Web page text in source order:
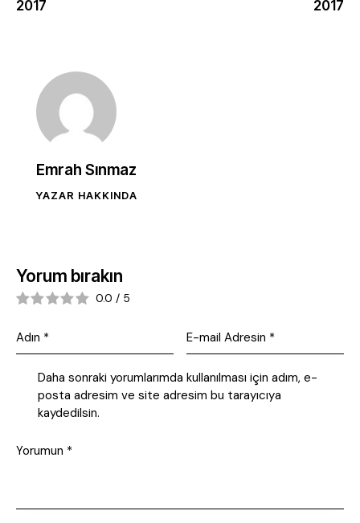
2017
2017
Emrah Sınmaz
YAZAR HAKKINDA
Yorum bırakın
0.0 / 5
Daha sonraki yorumlarımda kullanılması için adım, e-
posta adresim ve site adresim bu tarayıcıya
kaydedilsin.